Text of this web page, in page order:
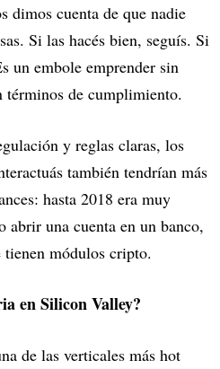
dimos cuenta de que nadie
Si las hacés bien, seguís. Si
un embole emprender sin
términos de cumplimiento.
y reglas claras, los
también tendrían más
hasta 2018 era muy
una cuenta en un banco,
tienen módulos cripto.
en Silicon Valley?
de las verticales más hot